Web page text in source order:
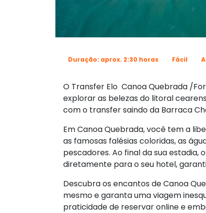
Duração: aprox. 2:30 horas Fácil
O Transfer Elo Canoa Quebrada /
explorar as belezas do litoral
com o transfer saindo da Barraca
Em Canoa Quebrada, você tem a
as famosas falésias coloridas, as
pescadores. Ao final da sua
diretamente para o seu hotel,
Descubra os encantos de Canoa
mesmo e garanta uma viagem
praticidade de reservar online e